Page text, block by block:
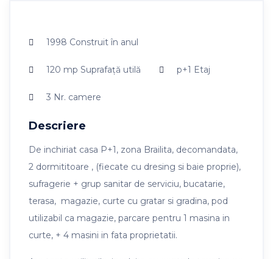
1998 Construit în anul
120 mp Suprafaţă utilă p+1 Etaj
3 Nr. camere
Descriere
De inchiriat casa P+1, zona Brailita, decomandata,
2 dormititoare , (fiecate cu dresing si baie proprie),
sufragerie + grup sanitar de serviciu, bucatarie,
terasa, magazie, curte cu gratar si gradina, pod
utilizabil ca magazie, parcare pentru 1 masina in
curte, + 4 masini in fata proprietatii.